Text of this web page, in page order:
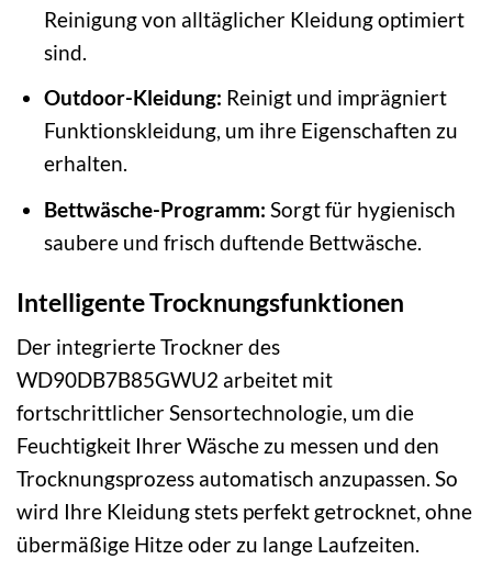
Reinigung von alltäglicher Kleidung optimiert
sind.
Outdoor-Kleidung: Reinigt und imprägniert
Funktionskleidung, um ihre Eigenschaften zu
erhalten.
Bettwäsche-Programm: Sorgt für hygienisch
saubere und frisch duftende Bettwäsche.
Intelligente Trocknungsfunktionen
Der integrierte Trockner des
WD90DB7B85GWU2 arbeitet mit
fortschrittlicher Sensortechnologie, um die
Feuchtigkeit Ihrer Wäsche zu messen und den
Trocknungsprozess automatisch anzupassen. So
wird Ihre Kleidung stets perfekt getrocknet, ohne
übermäßige Hitze oder zu lange Laufzeiten.